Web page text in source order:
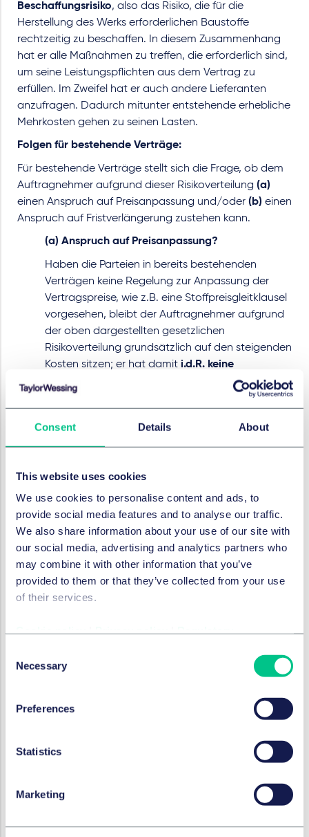
Consent Details About
This website uses cookies
We use cookies to personalise content and ads, to
provide social media features and to analyse our traffic.
We also share information about your use of our site with
our social media, advertising and analytics partners who
may combine it with other information that you’ve
provided to them or that they’ve collected from your use
of their services.
Selection
Necessary
Preferences
Statistics
Marketing
Beschaffungsrisiko, also das Risiko, die für die
Herstellung des Werks erforderlichen Baustoffe
rechtzeitig zu beschaffen. In diesem Zusammenhang
hat er alle Maßnahmen zu treffen, die erforderlich sind,
um seine Leistungspflichten aus dem Vertrag zu
erfüllen. Im Zweifel hat er auch andere Lieferanten
anzufragen. Dadurch mitunter entstehende erhebliche
Mehrkosten gehen zu seinen Lasten.
Folgen für bestehende Verträge:
Für bestehende Verträge stellt sich die Frage, ob dem
Auftragnehmer aufgrund dieser Risikoverteilung (a)
einen Anspruch auf Preisanpassung und/oder (b) einen
Anspruch auf Fristverlängerung zustehen kann.
(a) Anspruch auf Preisanpassung?
Haben die Parteien in bereits bestehenden
Verträgen keine Regelung zur Anpassung der
Vertragspreise, wie z.B. eine Stoffpreisgleitklausel
vorgesehen, bleibt der Auftragnehmer aufgrund
der oben dargestellten gesetzlichen
Risikoverteilung grundsätzlich auf den steigenden
Kosten sitzen; er hat damit i.d.R. keine
Möglichkeit
Preissteigerung vom Auftraggeber zu erhalten.
grundsätzlich nicht.
Regelung zur Preisanpassung, geschieht auch
Auftragnehmer das Vorliegen der vertraglich
vereinbarten Voraussetzungen für diese
Anpassung darzulegen und zu beweisen sowie
auf dieser Grundlage die Preisanpassung
gegenüber dem Auftraggeber geltend zu
machen.
Jahres erwähnt, ist beim Eintritt unvorhersehbarer
geschlossenen Verträgen die Anwendung der
Grundsätze des Wegfalls der
ziehen. Dies hätte zur Folge, dass
eines bereits geschlossenen Vertrags im Hinblick
Von einem Wegfall der Geschäftsgrundlage nach